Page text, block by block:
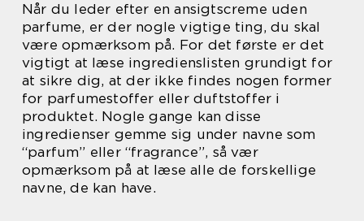
Når du leder efter en ansigtscreme uden
parfume, er der nogle vigtige ting, du skal
være opmærksom på. For det første er det
vigtigt at læse ingredienslisten grundigt for
at sikre dig, at der ikke findes nogen former
for parfumestoffer eller duftstoffer i
produktet. Nogle gange kan disse
ingredienser gemme sig under navne som
“parfum” eller “fragrance”, så vær
opmærksom på at læse alle de forskellige
navne, de kan have.